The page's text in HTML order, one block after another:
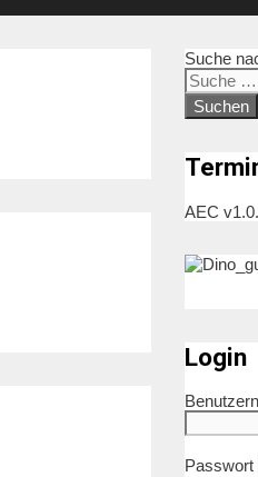
Suche
AEC
Login
Passwort